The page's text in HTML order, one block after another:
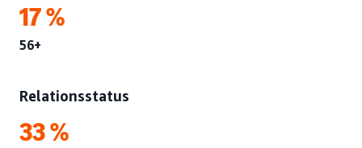
17 %
56+
Relationsstatus
33 %